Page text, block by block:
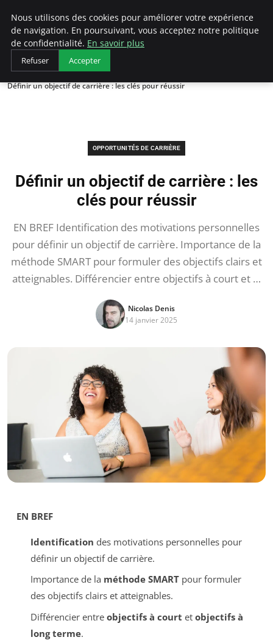
AIESEC France
Accueil
Opportunités de Carrière
Définir un objectif de carrière : les clés pour réussir
OPPORTUNITÉS DE CARRIÈRE
Définir un objectif de carrière : les
clés pour réussir
EN BREF Identification des motivations personnelles
pour définir un objectif de carrière. Importance de la
méthode SMART pour formuler des objectifs clairs et
atteignables. Différencier entre objectifs à court et …
Nicolas Denis
14 janvier 2025
EN BREF
Identification des motivations personnelles pour
définir un objectif de carrière.
Importance de la méthode SMARTpour formuler
des objectifs clairs et atteignables.
Différencier entre objectifs à court et objectifs à
long terme.
Nous utilisons des cookies pour améliorer votre expérience
de navigation. En poursuivant, vous acceptez notre politique
de confidentialité. En savoir plus
Refuser Accepter